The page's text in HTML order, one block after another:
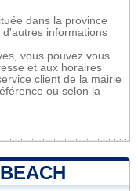
dans la province
informations
vous pouvez vous
et aux horaires
client de la mairie
ou selon la